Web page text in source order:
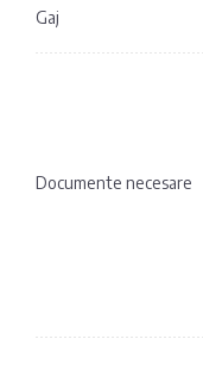
Gaj
Documente necesare